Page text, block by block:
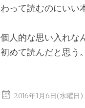
わって読むのにいい
個人的な思い入れな
初めて読んだと思う
2016年1月6日(水曜日)